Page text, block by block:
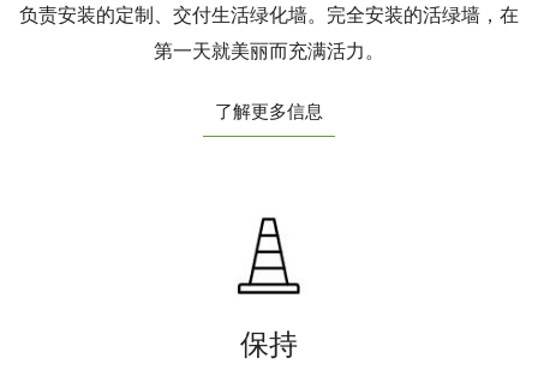
负责安装的定制、交付生活绿化墙。完全安装的活绿墙，在
第一天就美丽而充满活力。
了解更多信息
保持